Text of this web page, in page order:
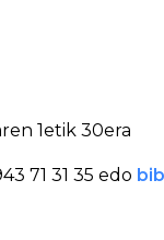
1etik 30era
71 31 35 edo